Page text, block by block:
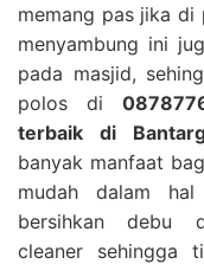
memang pas jika
menyambung ini
pada masjid,
polos di
terbaik di
banyak manfaat
mudah dalam
bersihkan debu
cleaner sehingga